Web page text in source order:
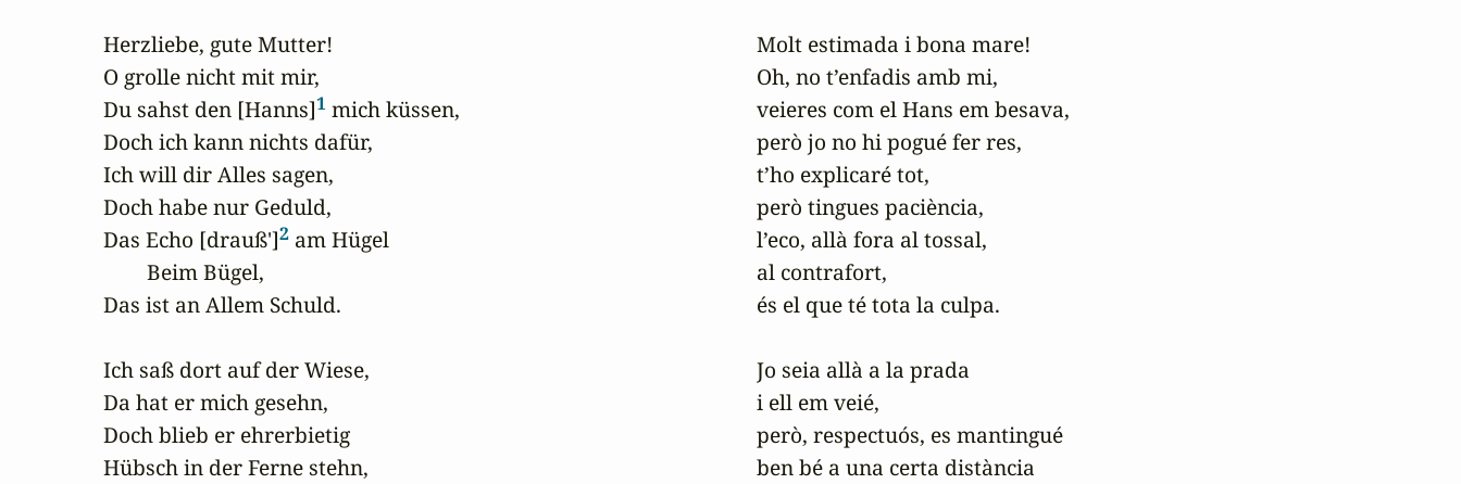
Herzliebe, gute Mutter!
O grolle nicht mit mir,
Du sahst den [Hanns]1 mich küssen,
Doch ich kann nichts dafür,
Ich will dir Alles sagen,
Doch habe nur Geduld,
Das Echo [drauß']2 am Hügel
        Beim Bügel,
Das ist an Allem Schuld.
Ich saß dort auf der Wiese,
Da hat er mich gesehn,
Doch blieb er ehrerbietig
Hübsch in der Ferne stehn,
Molt estimada i bona mare!
Oh, no t’enfadis amb mi,
veieres com el Hans em besava,
però jo no hi pogué fer res,
t’ho explicaré tot,
però tingues paciència,
l’eco, allà fora al tossal,
al contrafort,
és el que té tota la culpa.
Jo seia allà a la prada
i ell em veié,
però, respectuós, es mantingué
ben bé a una certa distància